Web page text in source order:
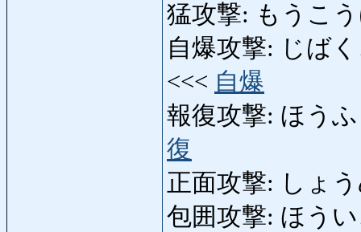
猛攻撃: もうこ
自爆攻撃: じば
<<< 自爆
報復攻撃: ほう
復
正面攻撃: しょ
包囲攻撃: ほうい